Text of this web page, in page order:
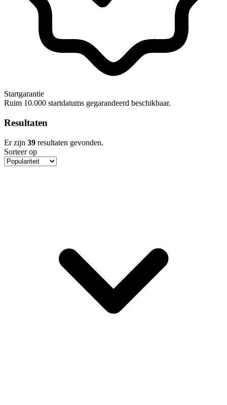
Startgarantie
Ruim 10.000 startdatums gegarandeerd beschikbaar.
Resultaten
Er zijn 39 resultaten gevonden.
Sorteer op